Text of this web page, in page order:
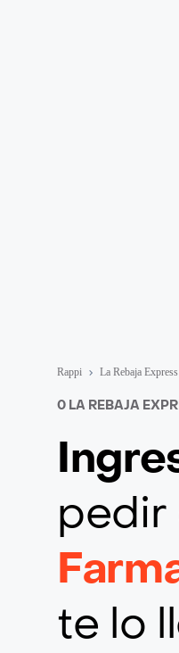
Rappi La Rebaja
0 LA REBAJA
pedir
te lo